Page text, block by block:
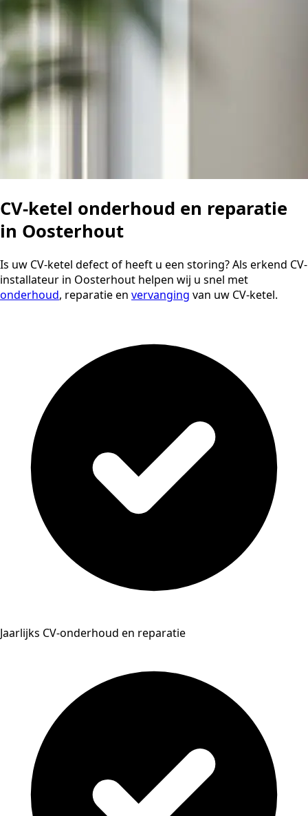
CV-ketel onderhoud en reparatie
in Oosterhout
Is uw CV-ketel defect of heeft u een storing? Als erkend CV-
installateur in Oosterhout helpen wij u snel met
onderhoud, reparatie en vervanging van uw CV-ketel.
Jaarlijks CV-onderhoud en reparatie